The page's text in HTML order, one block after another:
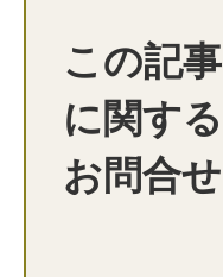
この記事
に関する
お問合せ